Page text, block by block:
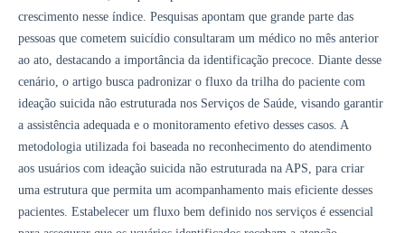
crescimento nesse índice. Pesquisas apontam que grande parte das
pessoas que cometem suicídio consultaram um médico no mês anterior
ao ato, destacando a importância da identificação precoce. Diante desse
cenário, o artigo busca padronizar o fluxo da trilha do paciente com
ideação suicida não estruturada nos Serviços de Saúde, visando garantir
a assistência adequada e o monitoramento efetivo desses casos. A
metodologia utilizada foi baseada no reconhecimento do atendimento
aos usuários com ideação suicida não estruturada na APS, para criar
uma estrutura que permita um acompanhamento mais eficiente desses
pacientes. Estabelecer um fluxo bem definido nos serviços é essencial